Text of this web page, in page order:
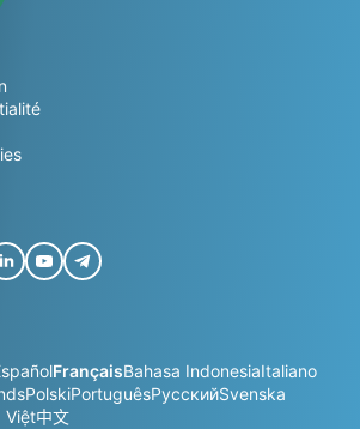
FrançaisBahasa IndonesiaItaliano
PolskiPortuguêsРусскийSvenska
Việt中文